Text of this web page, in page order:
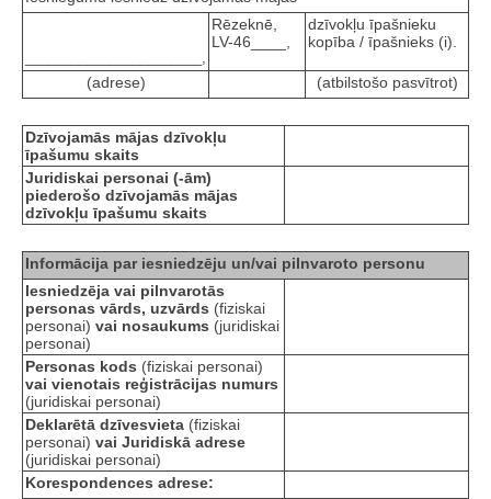
Rēzeknē,
LV-46____,
dzīvokļu īpašnieku
kopība / īpašnieks (i).
(adrese) (atbilstošo pasvītrot)
Dzīvojamās mājas dzīvokļu
īpašumu skaits
Juridiskai personai (-ām)
piederošo dzīvojamās mājas
dzīvokļu īpašumu skaits
Informācija par iesniedzēju un/vai pilnvaroto personu
Iesniedzēja vai pilnvarotās
personas vārds, uzvārds (fiziskai
personai) vai nosaukums (juridiskai
personai)
Personas kods (fiziskai personai)
vai vienotais reģistrācijas numurs
(juridiskai personai)
Deklarētā dzīvesvieta (fiziskai
personai) vai Juridiskā adrese
(juridiskai personai)
Korespondences adrese: